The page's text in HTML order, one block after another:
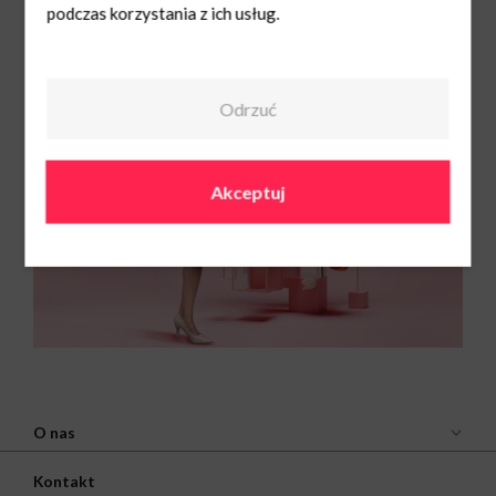
Zapraszamy!
O nas
Kontakt
podczas korzystania z ich usług.
Odrzuć
Akceptuj